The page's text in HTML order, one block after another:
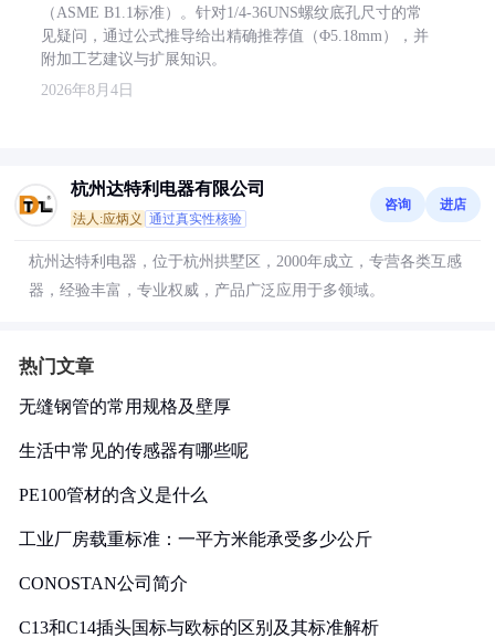
（ASME B1.1标准）。针对1/4-36UNS螺纹底孔尺寸的常
见疑问，通过公式推导给出精确推荐值（Φ5.18mm），并
附加工艺建议与扩展知识。
2026年8月4日
杭州达特利电器有限公司
法人:应炳义 通过真实性核验
咨询 进店
杭州达特利电器，位于杭州拱墅区，2000年成立，专营各类互感
器，经验丰富，专业权威，产品广泛应用于多领域。
热门文章
无缝钢管的常用规格及壁厚
生活中常见的传感器有哪些呢
PE100管材的含义是什么
工业厂房载重标准：一平方米能承受多少公斤
CONOSTAN公司简介
C13和C14插头国标与欧标的区别及其标准解析